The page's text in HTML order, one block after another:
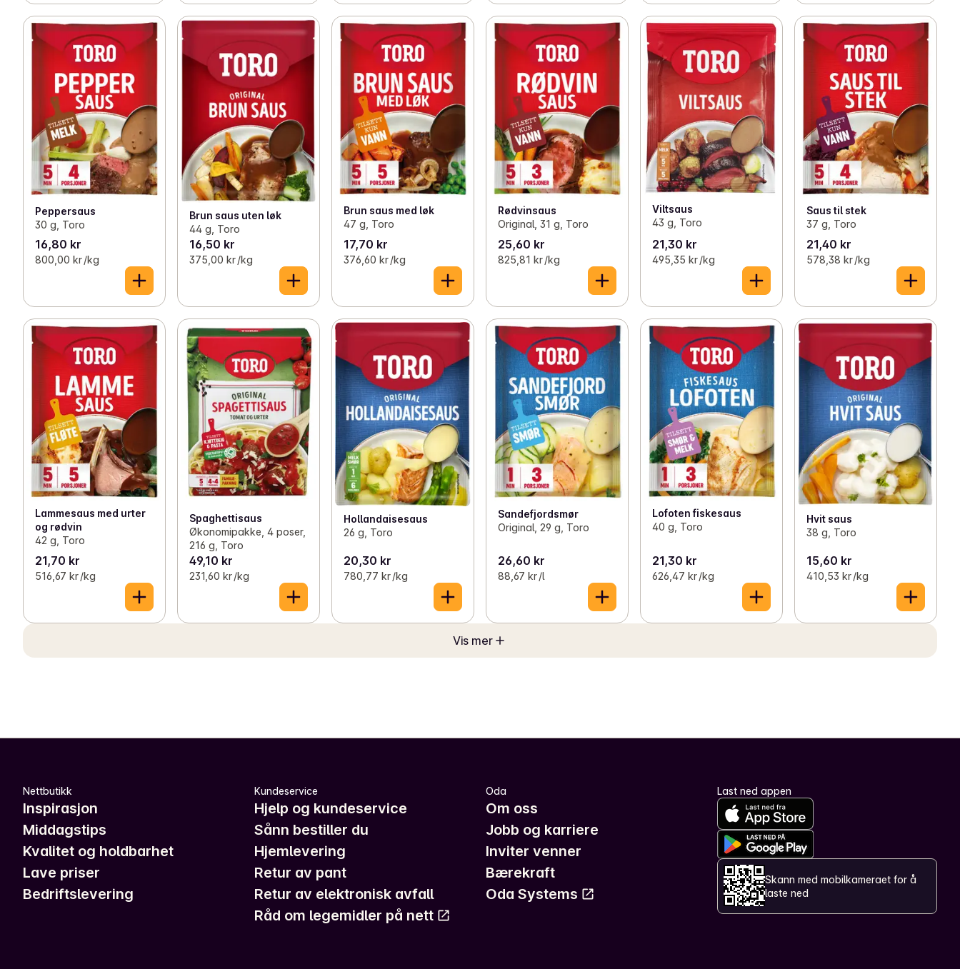
Peppersaus
30 g, Toro
16,80 kr
800,00 kr /kg
Brun saus uten løk
44 g, Toro
16,50 kr
375,00 kr /kg
Brun saus med løk
47 g, Toro
17,70 kr
376,60 kr /kg
Rødvinsaus
Original, 31 g, Toro
25,60 kr
825,81 kr /kg
Viltsaus
43 g, Toro
21,30 kr
495,35 kr /kg
Saus til stek
37 g, Toro
21,40 kr
578,38 kr /kg
Lammesaus med urter
og rødvin
42 g, Toro
21,70 kr
516,67 kr /kg
Spaghettisaus
Økonomipakke, 4 poser,
216 g, Toro
49,10 kr
231,60 kr /kg
Hollandaisesaus
26 g, Toro
20,30 kr
780,77 kr /kg
Sandefjordsmør
Original, 29 g, Toro
26,60 kr
88,67 kr /l
Lofoten fiskesaus
40 g, Toro
21,30 kr
626,47 kr /kg
Hvit saus
38 g, Toro
15,60 kr
410,53 kr /kg
Vis mer
Nettbutikk
Inspirasjon
Middagstips
Kvalitet og holdbarhet
Lave priser
Bedriftslevering
Kundeservice
Hjelp og kundeservice
Sånn bestiller du
Hjemlevering
Retur av pant
Retur av elektronisk avfall
Råd om legemidler på nett
Oda
Om oss
Jobb og karriere
Inviter venner
Bærekraft
Oda Systems
Last ned appen
Skann med mobilkameraet for å
laste ned